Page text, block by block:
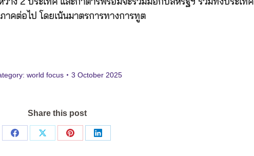
าง 2 ประเทศ และกาตาร์พร้อมจะร่วมมือกับสหรัฐฯ รวมทั้งประเทศ
คต่อไป โดยเน้นมาตรการทางการทูต
world focus 3 October 2025
Share this post
Share
Share
Share
Share